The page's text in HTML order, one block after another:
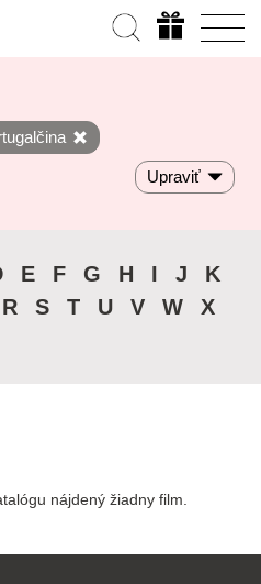
Upraviť
E F G H I J
K
R S T U V W
X
nájdený žiadny film.